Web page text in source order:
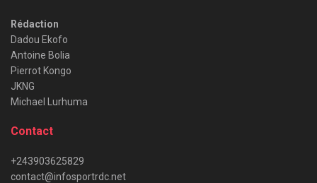
Rédaction
Dadou Ekofo
Antoine Bolia
Pierrot Kongo
JKNG
Michael Lurhuma
Contact
+243903625829
contact@infosportrdc.net